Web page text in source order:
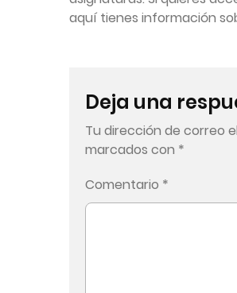
aquí tienes información
Deja una
Tu dirección de correo
marcados con *
Comentario *